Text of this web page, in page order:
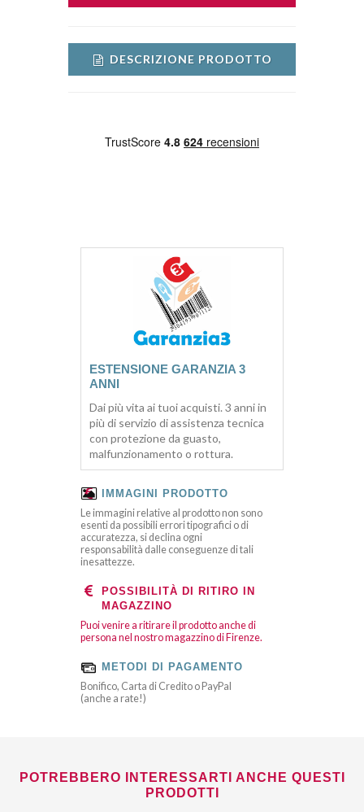
DESCRIZIONE PRODOTTO
ESTENSIONE GARANZIA 3
ANNI
Dai più vita ai tuoi acquisti. 3 anni in
più di servizio di assistenza tecnica
con protezione da guasto,
malfunzionamento o rottura.
IMMAGINI PRODOTTO
Le immagini relative al prodotto non sono
esenti da possibili errori tipografici o di
accuratezza, si declina ogni
responsabilità dalle conseguenze di tali
inesattezze.
POSSIBILITÀ DI RITIRO IN
MAGAZZINO
Puoi venire a ritirare il prodotto anche di
persona nel nostro magazzino di Firenze.
METODI DI PAGAMENTO
Bonifico, Carta di Credito o PayPal
(anche a rate!)
POTREBBERO INTERESSARTI ANCHE QUESTI
PRODOTTI